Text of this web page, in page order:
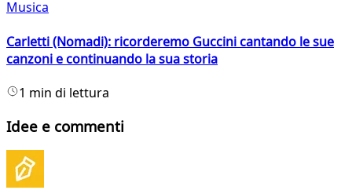
Musica
Carletti (Nomadi): ricorderemo Guccini cantando le sue
canzoni e continuando la sua storia
1 min di lettura
Idee e commenti